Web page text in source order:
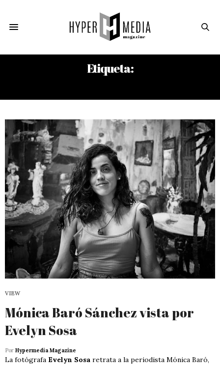
Etiqueta:
VIEW
Mónica Baró Sánchez vista por
Evelyn Sosa
Por Hypermedia Magazine
La fotógrafa Evelyn Sosa retrata a la periodista Mónica Baró,